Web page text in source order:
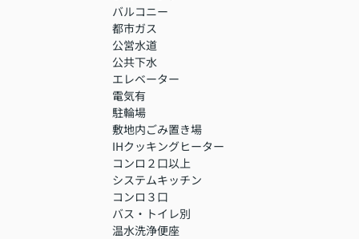
バルコニー
都市ガス
公営水道
公共下水
エレベーター
電気有
駐輪場
敷地内ごみ置き場
IHクッキングヒーター
コンロ２口以上
システムキッチン
コンロ３口
バス・トイレ別
温水洗浄便座